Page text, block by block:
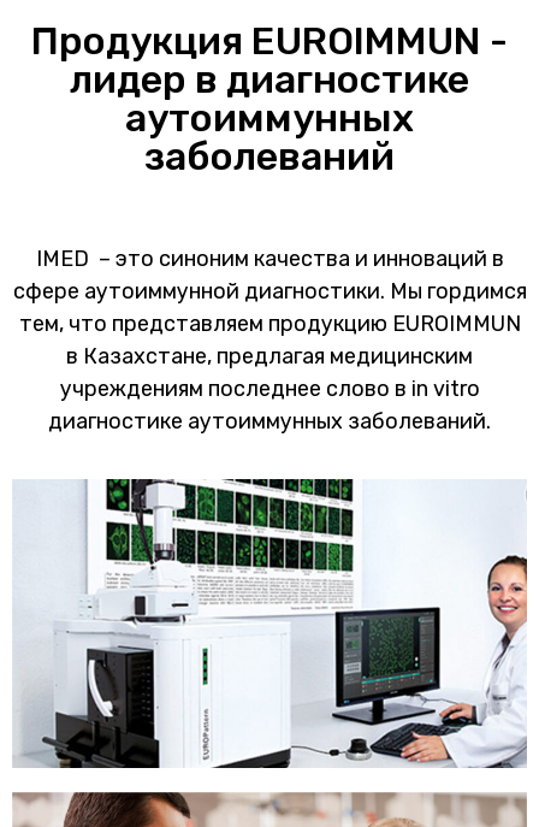
Продукция EUROIMMUN -
лидер в диагностике
аутоиммунных
заболеваний
IMED – это синоним качества и инноваций в
сфере аутоиммунной диагностики. Мы гордимся
тем, что представляем продукцию EUROIMMUN
в Казахстане, предлагая медицинским
учреждениям последнее слово в in vitro
диагностике аутоиммунных заболеваний.